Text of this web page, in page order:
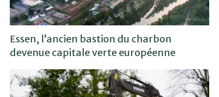
Essen, l’ancien bastion du charbon
devenue capitale verte européenne